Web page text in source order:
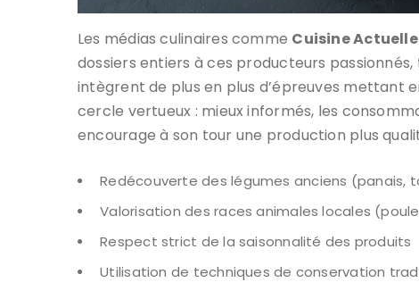
Les médias culinaires comme Cuisine Actuelle
dossiers entiers à ces producteurs
intègrent de plus en plus d’épreuves mettant
cercle vertueux : mieux informés, les
encourage à son tour une production plus
Redécouverte des légumes anciens (panais,
Valorisation des races animales locales
Respect strict de la saisonnalité des produits
Utilisation de techniques de conservation